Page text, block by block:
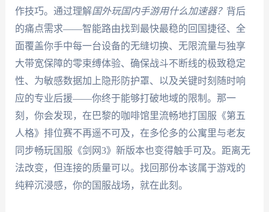
作技巧。通过理解国外玩国内手游用什么加速器？ 背后
的痛点需求——智能路由找到最快最稳的回国捷径、全
面覆盖你手中每一台设备的无缝切换、无限流量与独享
大带宽保障的零束缚体验、确保战斗不断线的极致稳定
性、为敏感数据加上隐形防护罩、以及关键时刻随时响
应的专业后援——你终于能够打破地域的限制。那一
刻，你会发现，在巴黎的咖啡馆里流畅地打国服《第五
人格》排位赛不再遥不可及，在多伦多的公寓里与老友
同步畅玩国服《剑网3》新版本也变得触手可及。距离无
法改变，但连接的质量可以。找回那份本该属于游戏的
纯粹沉浸感，你的国服战场，就在此刻。